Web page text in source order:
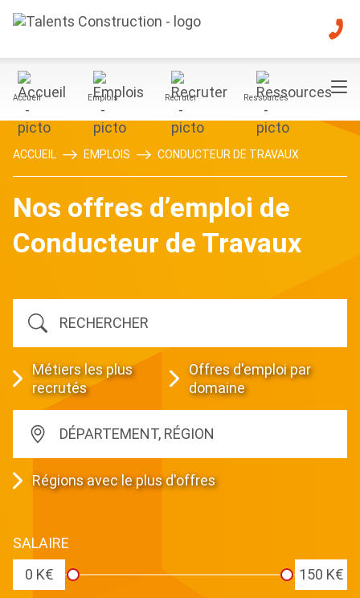
Accueil Emplois Recruter Ressources
ACCUEIL EMPLOIS CONDUCTEUR DE TRAVAUX
Nos offres d’emploi de
Conducteur de Travaux
Métiers les plus
recrutés
Offres d'emploi par
domaine
DÉPARTEMENT, RÉGION
Régions avec le plus d'offres
SALAIRE
0 K€
150 K€